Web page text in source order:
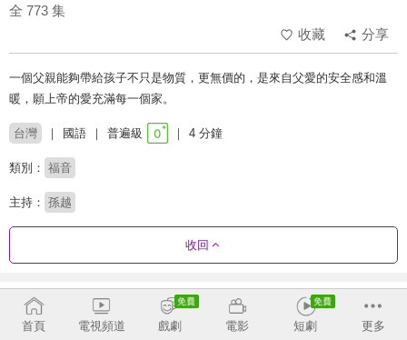
全 773 集
收藏
分享
一個父親能夠帶給孩子不只是物質，更無價的，是來自父愛的安全感和溫
暖，願上帝的愛充滿每一個家。
台灣 國語 普遍級 4 分鐘
類別： 福音
主持： 孫越
收回
劇集列表 正序 收合
1 - 36 37 - 72 73 - 108 109 - 144
首頁 電視頻道 戲劇 電影 短劇 更多